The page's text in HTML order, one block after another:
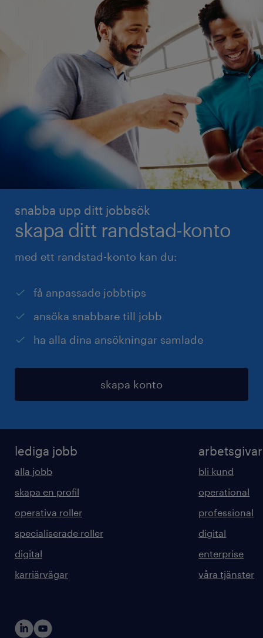
snabba upp ditt jobbsök
skapa ditt randstad-konto
med ett randstad-konto kan du:
få anpassade jobbtips
ansöka snabbare till jobb
ha alla dina ansökningar samlade
skapa konto
lediga jobb
alla jobb
skapa en profil
operativa roller
specialiserade roller
digital
karriärvägar
bli kund
operational
professional
digital
enterprise
våra tjänster